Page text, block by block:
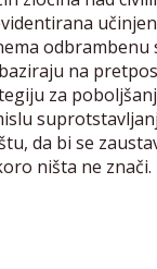
na
za
da bi se
ništa ne znači.